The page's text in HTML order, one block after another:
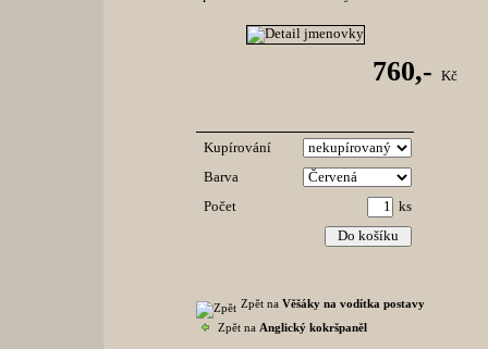
760,- Kč
Kupírování
Barva
Počet
ks
Zpět na Věšáky na vodítka postavy
Zpět na Anglický kokršpaněl